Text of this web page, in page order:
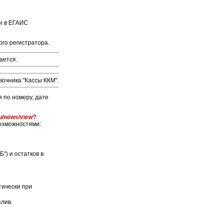
в ЕГАИС
регистратора.
"Кассы ККМ".
по номеру, дате
news/view?
и остатков в
при